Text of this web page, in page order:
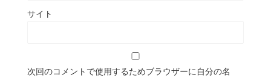
サイト
次回のコメントで使用するためブラウザーに自分の名